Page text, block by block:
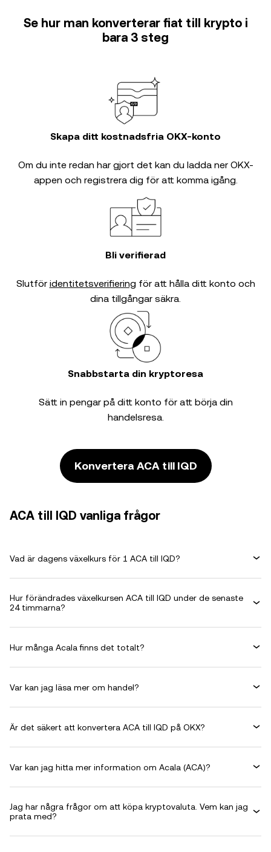
Se hur man konverterar fiat till krypto i
bara 3 steg
Skapa ditt kostnadsfria OKX-konto
Om du inte redan har gjort det kan du ladda ner OKX-
appen och registrera dig för att komma igång.
Bli verifierad
Slutför identitetsverifiering för att hålla ditt konto och
dina tillgångar säkra.
Snabbstarta din kryptoresa
Sätt in pengar på ditt konto för att börja din
handelsresa.
Konvertera ACA till IQD
ACA till IQD vanliga frågor
Vad är dagens växelkurs för 1 ACA till IQD?
Hur förändrades växelkursen ACA till IQD under de senaste
24 timmarna?
Hur många Acala finns det totalt?
Var kan jag läsa mer om handel?
Är det säkert att konvertera ACA till IQD på OKX?
Var kan jag hitta mer information om Acala (ACA)?
Jag har några frågor om att köpa kryptovaluta. Vem kan jag
prata med?